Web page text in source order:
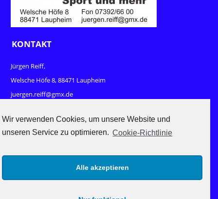
Wir verwenden Cookies, um unsere Website und
unseren Service zu optimieren. Cookie-Richtlinie
Alle akzeptieren
KONTAKT
Jürgen Reiff,
Welsche Höfe 8, 88471 Laupheim
juergen.reiff@gmx.de
RECHTLICHES
Datenschutz